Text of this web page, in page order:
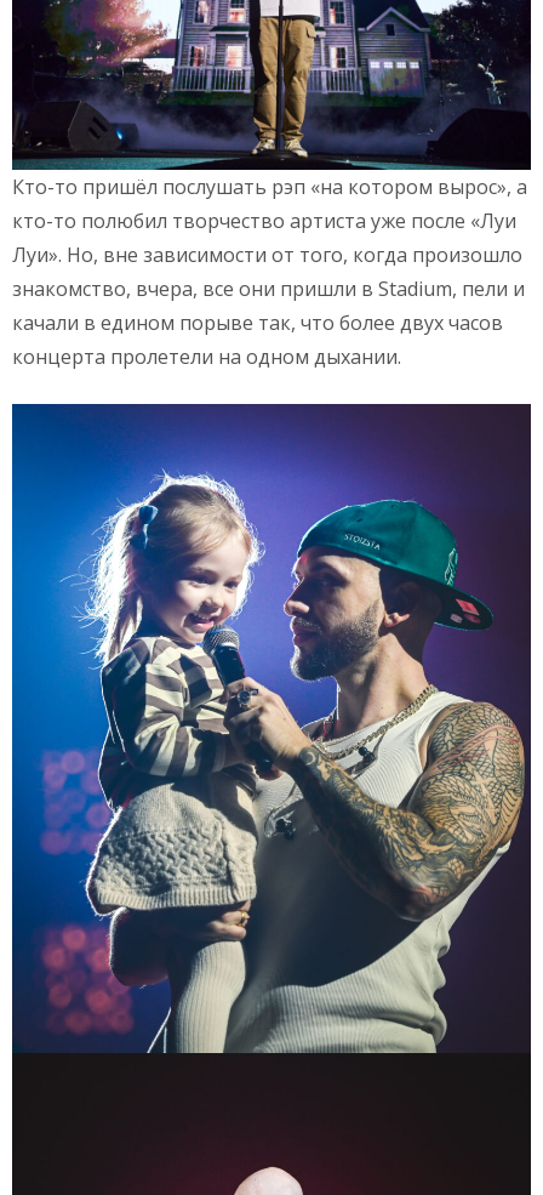
Кто-то пришёл послушать рэп «на котором вырос», а
кто-то полюбил творчество артиста уже после «Луи
Луи». Но, вне зависимости от того, когда произошло
знакомство, вчера, все они пришли в Stadium, пели и
качали в едином порыве так, что более двух часов
концерта пролетели на одном дыхании.